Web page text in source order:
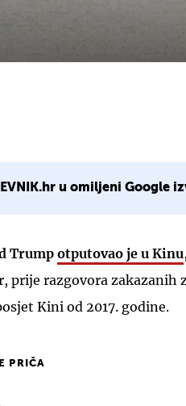
u omiljeni Google
Trumpotputovao je u Kinu
prije razgovora zakazanih
Kini od 2017. godine.
PRIČA